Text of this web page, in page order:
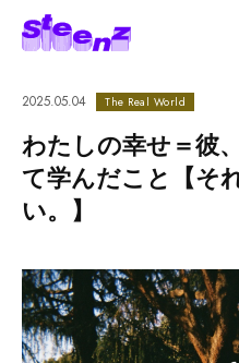
2025.05.04 The Real World
わたしの幸せ＝彼
て学んだこと【そ
い。】